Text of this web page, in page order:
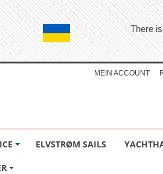
There
MEIN ACCOUNT
ELVSTRØM SAILS